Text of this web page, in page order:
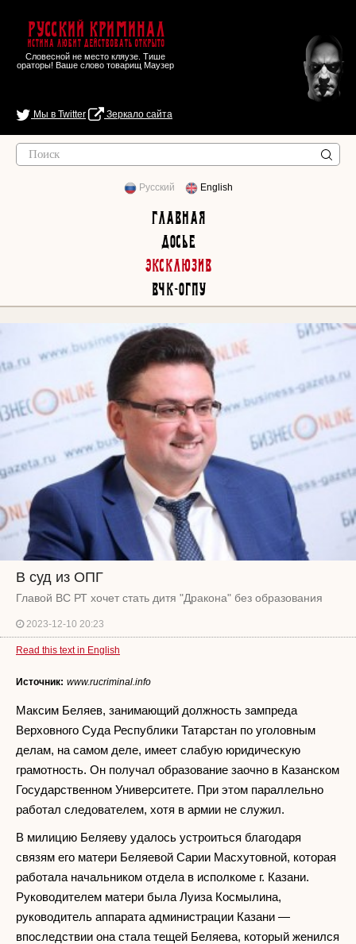
Русский Криминал
Истина любит действовать открыто
Словесной не место кляузе. Тише
ораторы! Ваше слово товарищ Маузер
Мы в Twitter Зеркало сайта
Русский English
Главная
Досье
Эксклюзив
ВЧК-ОГПУ
В суд из ОПГ
Главой ВС РТ хочет стать дитя "Дракона" без образования
2023-12-10 20:23
Read this text in English
Источник: www.rucriminal.info
Максим Беляев, занимающий должность зампреда
Верховного Суда Республики Татарстан по уголовным
делам, на самом деле, имеет слабую юридическую
грамотность. Он получал образование заочно в Казанском
Государственном Университете. При этом параллельно
работал следователем, хотя в армии не служил.
В милицию Беляеву удалось устроиться благодаря
связям его матери Беляевой Сарии Масхутовной, которая
работала начальником отдела в исполкоме г. Казани.
Руководителем матери была Луиза Космылина,
руководитель аппарата администрации Казани —
впоследствии она стала тещей Беляева, который женился